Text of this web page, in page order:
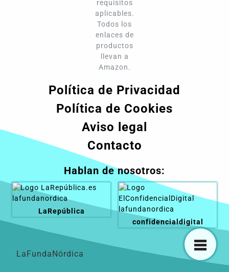
requisitos
aplicables.
Todos los
enlaces de
productos
llevan a
Amazon.
Política de Privacidad
Política de Cookies
Aviso legal
Contacto
Hablan de nosotros:
LaRepública
confidencialdigital
LaFundaNórdica